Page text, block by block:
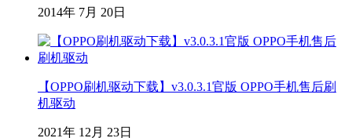
2014年 7月 20日
【OPPO刷机驱动下载】v3.0.3.1官版 OPPO手机售后刷
机驱动
2021年 12月 23日